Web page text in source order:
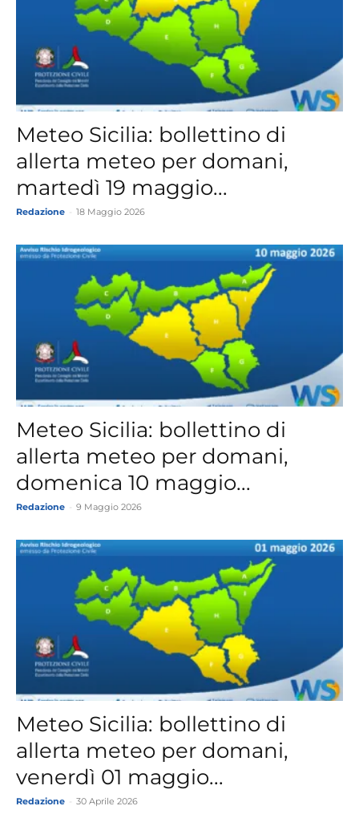
Meteo Sicilia: bollettino di
allerta meteo per domani,
martedì 19 maggio...
Redazione 18 Maggio 2026
Meteo Sicilia: bollettino di
allerta meteo per domani,
domenica 10 maggio...
Redazione 9 Maggio 2026
Meteo Sicilia: bollettino di
allerta meteo per domani,
venerdì 01 maggio...
Redazione 30 Aprile 2026